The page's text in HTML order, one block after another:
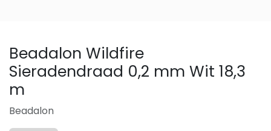
Beadalon Wildfire
Sieradendraad 0,2 mm Wit 18,3
m
Beadalon